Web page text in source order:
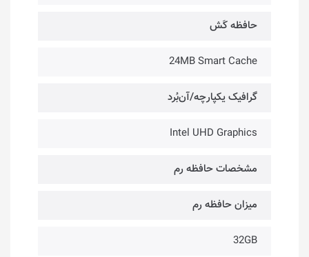
حافظه کَش
24MB Smart Cache
گرافیک یکپارچه/آن‌بُرد
Intel UHD Graphics
مشخصات حافظه رم
میزان حافظه رم
32GB